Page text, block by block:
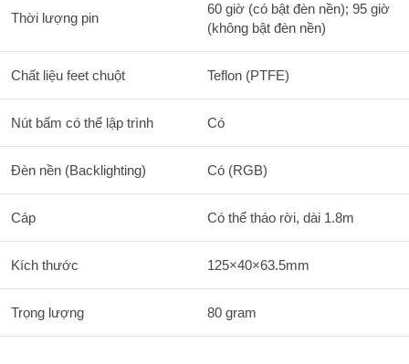
Thời lượng pin
60 giờ (có bật đèn nền); 95 giờ
(không bật đèn nền)
Chất liệu feet chuột Teflon (PTFE)
Nút bấm có thể lập trình Có
Đèn nền (Backlighting) Có (RGB)
Cáp Có thể tháo rời, dài 1.8m
Kích thước 125×40×63.5mm
Trọng lượng 80 gram